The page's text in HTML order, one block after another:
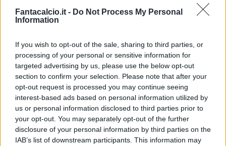
Fantacalcio.it - Do Not Process My Personal
Information
If you wish to opt-out of the sale, sharing to third parties, or
processing of your personal or sensitive information for
targeted advertising by us, please use the below opt-out
section to confirm your selection. Please note that after your
opt-out request is processed you may continue seeing
interest-based ads based on personal information utilized by
us or personal information disclosed to third parties prior to
your opt-out. You may separately opt-out of the further
disclosure of your personal information by third parties on the
IAB’s list of downstream participants. This information may
B.Davies, Bentancur, Kudus, Richarlison,
Bergvall.
BALLOTTAGGI:-